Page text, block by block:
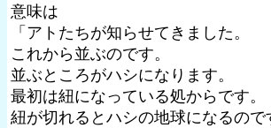
意味は
「アトたちが知らせてきました。
これから並ぶのです。
並ぶところがハシになります。
最初は紐になっている処からです。
紐が切れるとハシの地球になるので